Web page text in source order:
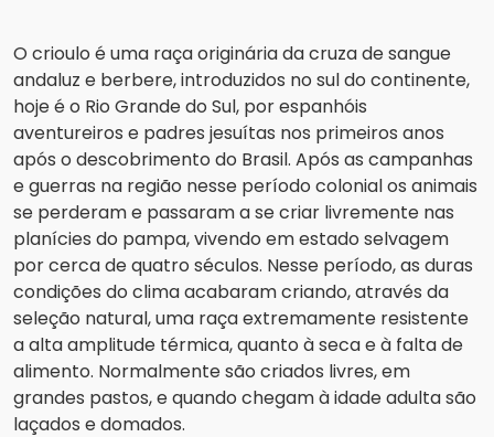
O crioulo é uma raça originária da cruza de sangue
andaluz e berbere, introduzidos no sul do continente,
hoje é o Rio Grande do Sul, por espanhóis
aventureiros e padres jesuítas nos primeiros anos
após o descobrimento do Brasil. Após as campanhas
e guerras na região nesse período colonial os animais
se perderam e passaram a se criar livremente nas
planícies do pampa, vivendo em estado selvagem
por cerca de quatro séculos. Nesse período, as duras
condições do clima acabaram criando, através da
seleção natural, uma raça extremamente resistente
a alta amplitude térmica, quanto à seca e à falta de
alimento. Normalmente são criados livres, em
grandes pastos, e quando chegam à idade adulta são
laçados e domados.